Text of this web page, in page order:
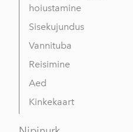
hoiustamine
Sisekujundus
Vannituba
Reisimine
Aed
Kinkekaart